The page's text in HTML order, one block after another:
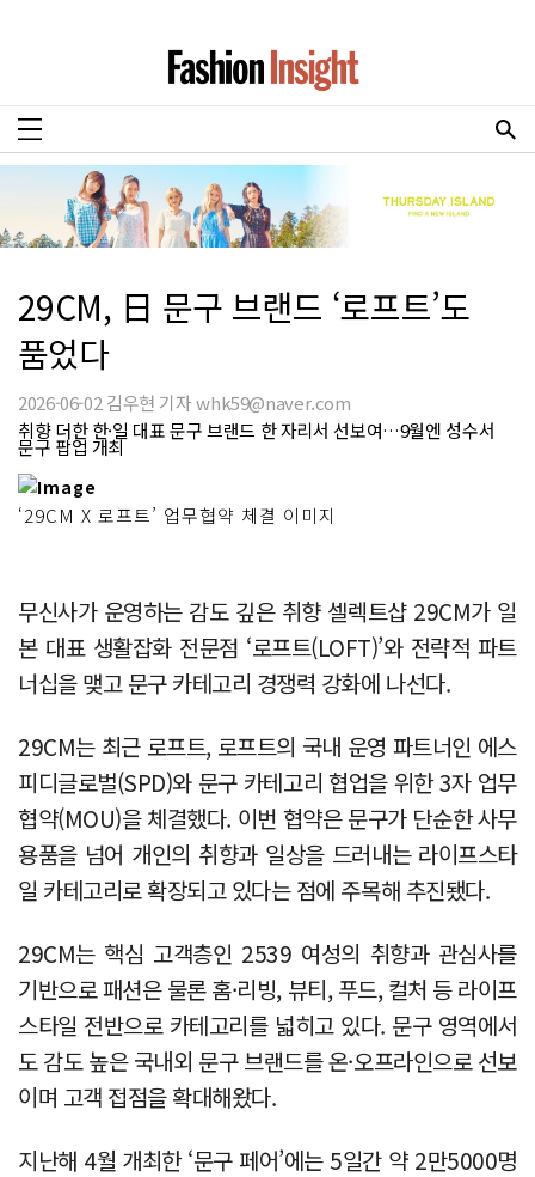
29CM, 日 문구 브랜드 ‘로프트’도
품었다
2026-06-02 김우현 기자 whk59@naver.com
취향 더한 한·일 대표 문구 브랜드 한 자리서 선보여…9월엔 성수서
문구 팝업 개최
‘29CM X 로프트’ 업무협약 체결 이미지
무신사가 운영하는 감도 깊은 취향 셀렉트샵 29CM가 일
본 대표 생활잡화 전문점 ‘로프트(LOFT)’와 전략적 파트
너십을 맺고 문구 카테고리 경쟁력 강화에 나선다.
29CM는 최근 로프트, 로프트의 국내 운영 파트너인 에스
피디글로벌(SPD)와 문구 카테고리 협업을 위한 3자 업무
협약(MOU)을 체결했다. 이번 협약은 문구가 단순한 사무
용품을 넘어 개인의 취향과 일상을 드러내는 라이프스타
일 카테고리로 확장되고 있다는 점에 주목해 추진됐다.
29CM는 핵심 고객층인 2539 여성의 취향과 관심사를
기반으로 패션은 물론 홈·리빙, 뷰티, 푸드, 컬처 등 라이프
스타일 전반으로 카테고리를 넓히고 있다. 문구 영역에서
도 감도 높은 국내외 문구 브랜드를 온·오프라인으로 선보
이며 고객 접점을 확대해왔다.
지난해 4월 개최한 ‘문구 페어’에는 5일간 약 2만5000명